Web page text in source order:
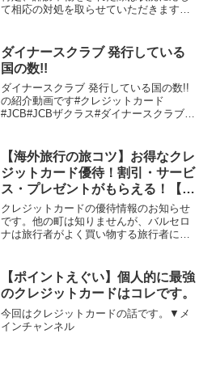
て相応の対処を取らせていただきます。--
ベガ～朝...
ダイナースクラブ 発行している
国の数!!
ダイナースクラブ 発行している国の数!!
の紹介動画です#クレジットカード
#JCB#JCBザクラス#ダイナースクラブ#
#ラグジュアリカード#ラグジュアリーカ
ード
【海外旅行の旅コツ】お得なクレ
ジットカード優待！割引・サービ
ス・プレゼントがもらえる！【国
内のレストランやショップでも使
える】
クレジットカードの優待情報のお知らせ
です。他の町は知りませんが、バルセロ
ナは旅行者がよく買い物する旅行者に人
がありません。人気店は「利用者が来
る」と言っていたので、もち...
【ポイントえぐい】個人的に最強
のクレジットカードはコレです。
今回はクレジットカードの話です。▼メ
インチャンネル